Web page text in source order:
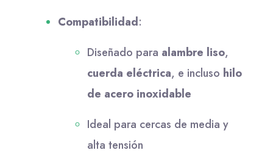
Compatibilidad:
Diseñado para alambre liso,
cuerda eléctrica, e incluso hilo
de acero inoxidable
Ideal para cercas de media y
alta tensión